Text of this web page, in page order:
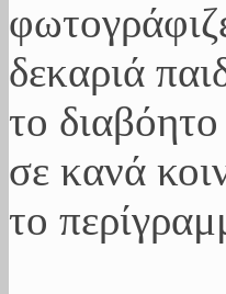
δεκαριά
το
σε κανά
το